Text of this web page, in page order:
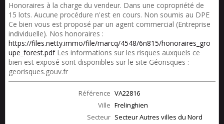
Honoraires à la charge du vendeur. Dans une copropriété de
15 lots. Aucune procédure n'est en cours. Non soumis au DPE
Ce bien vous est proposé par un agent commercial (Entreprise
individuelle). Nos honoraires :
https://files.netty.immo/file/marcq/4548/6n815/honoraires_gro
upe_forest.pdfLes informations sur les risques auxquels ce
bien est exposé sont disponibles sur le site Géorisques :
georisques.gouv.fr
Référence VA22816
Ville Frelinghien
Secteur Secteur Autres villes du Nord